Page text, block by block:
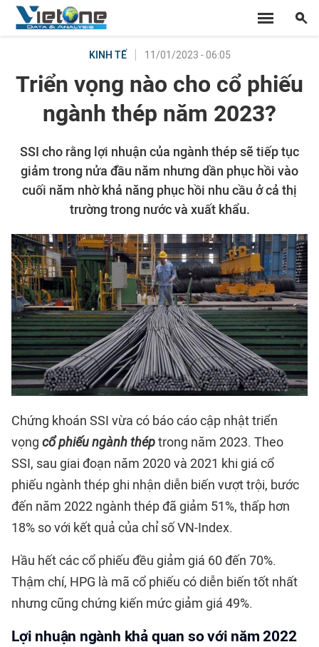
KINH TẾ 11/01/2023 - 06:05
Triển vọng nào cho cổ phiếu
ngành thép năm 2023?
SSI cho rằng lợi nhuận của ngành thép sẽ tiếp tục
giảm trong nửa đầu năm nhưng dần phục hồi vào
cuối năm nhờ khả năng phục hồi nhu cầu ở cả thị
trường trong nước và xuất khẩu.
Chứng khoán SSI vừa có báo cáo cập nhật triển
vọng cổ phiếu ngành théptrong năm 2023. Theo
SSI, sau giai đoạn năm 2020 và 2021 khi giá cổ
phiếu ngành thép ghi nhận diễn biến vượt trội, bước
đến năm 2022 ngành thép đã giảm 51%, thấp hơn
18% so với kết quả của chỉ số VN-Index.
Hầu hết các cổ phiếu đều giảm giá 60 đến 70%.
Thậm chí, HPG là mã cổ phiếu có diễn biến tốt nhất
nhưng cũng chứng kiến mức giảm giá 49%.
Lợi nhuận ngành khả quan so với năm 2022